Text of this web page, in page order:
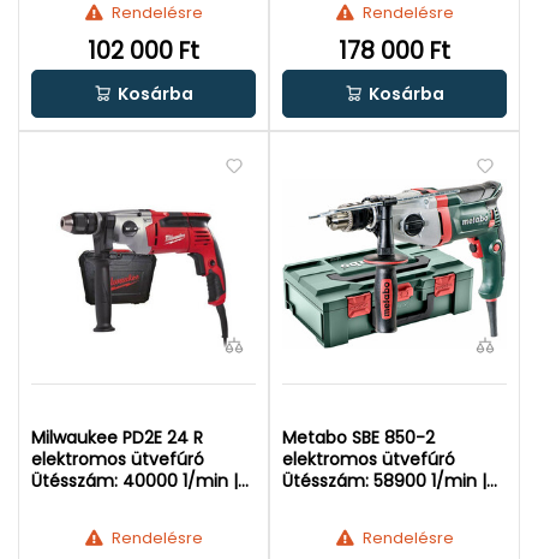
Rendelésre
102 000 Ft
Kosárba
Rendelésre
178 000 Ft
Kosárba
Milwaukee PD2E 24 R
elektromos ütvefúró
Ütésszám: 40000 1/min |
Rendelésre
Metabo SBE 850-2
elektromos ütvefúró
Ütésszám: 58900 1/min |
Rendelésre